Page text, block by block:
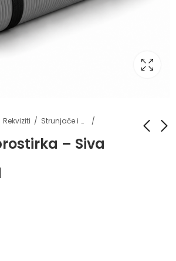
Rekviziti Strunjače i prostirke
prostirka – Siva